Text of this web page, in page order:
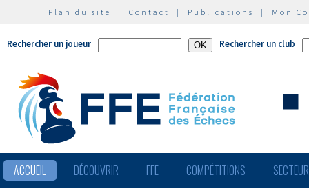
Plan du site | Contact | Publications | Mon
Rechercher un joueur Rechercher un club
ACCUEIL DÉCOUVRIR FFE COMPÉTITIONS